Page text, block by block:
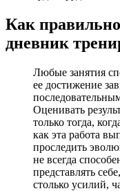
Как
дневник
Любые занятия
ее достижение
Оценивать
только тогда,
как эта работа
проследить
не всегда
представлять
столько усилий,